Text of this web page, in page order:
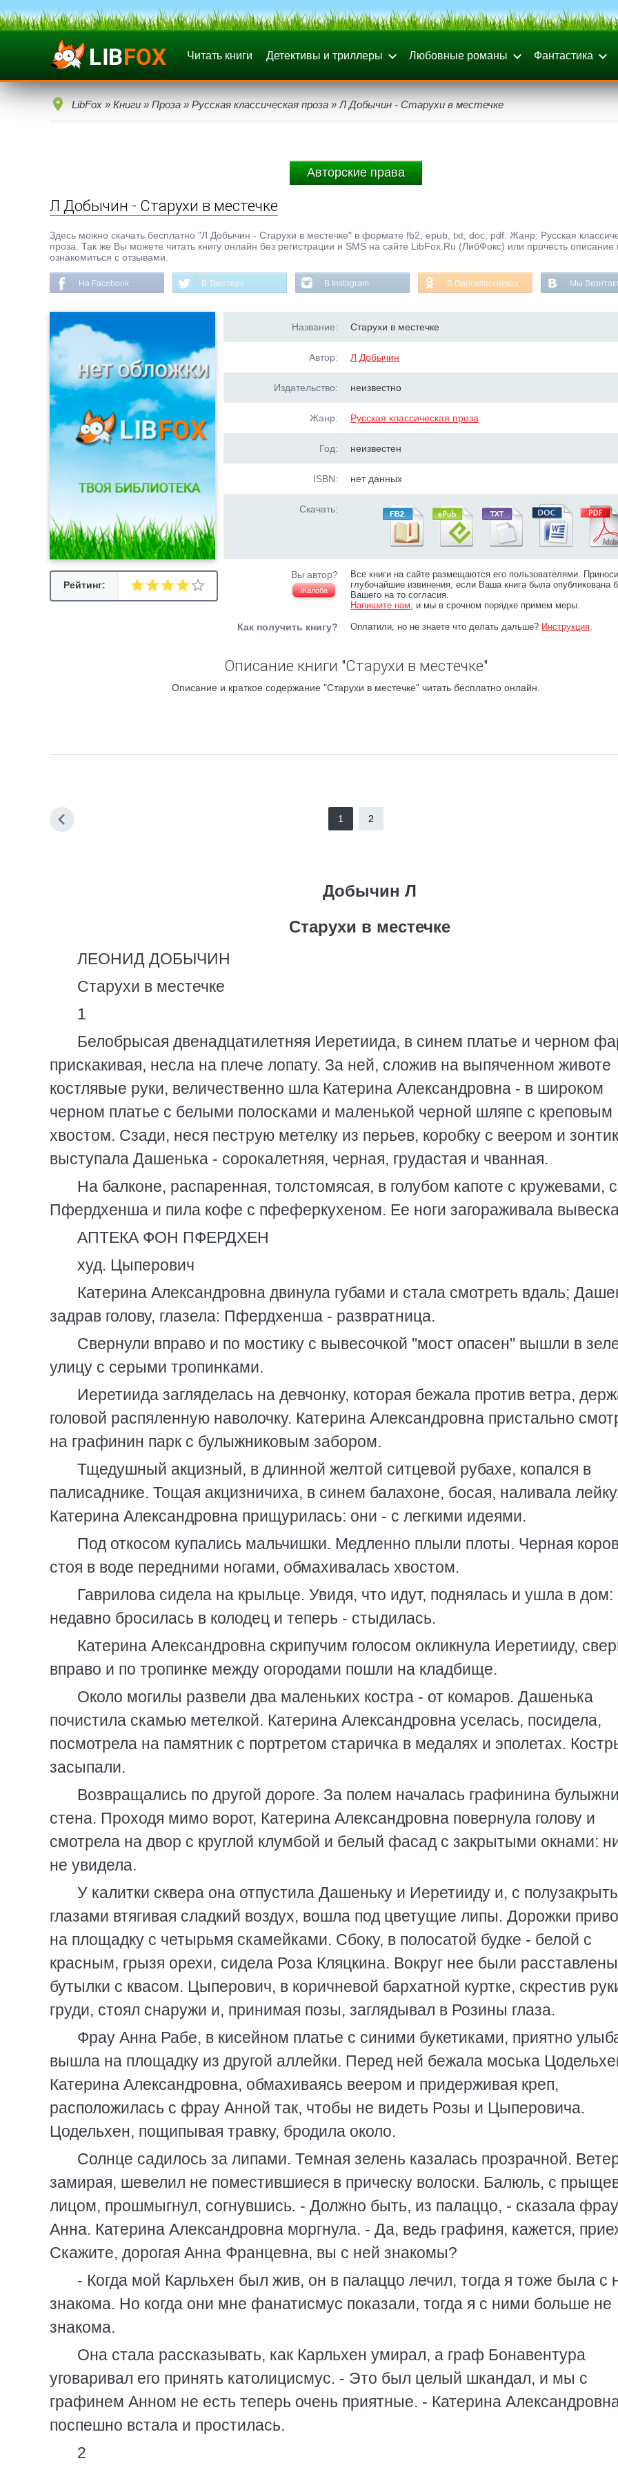
Читать книги Детективы и триллеры Любовные романы Фантастика
LibFox » Книги » Проза » Русская классическая проза » Л Добычин - Старухи в местечке
Авторские права
Л Добычин - Старухи в местечке
Здесь можно скачать бесплатно "Л Добычин - Старухи в местечке" в формате fb2, epub, txt, doc, pdf. Жанр: Русская
проза. Так же Вы можете читать книгу онлайн без регистрации и SMS на сайте LibFox.Ru (ЛибФокс) или прочесть описание
ознакомиться с отзывами.
На Facebook В Твиттере В Instagram В Одноклассниках Мы
Рейтинг:
Название: Старухи в местечке
Автор: Л Добычин
Издательство: неизвестно
Жанр: Русская классическая проза
Год: неизвестен
ISBN: нет данных
Скачать:
Вы автор?
Жалоба
Все книги на сайте размещаются его пользователями.
глубочайшие извинения, если Ваша книга была опубликована
Вашего на то согласия.
Напишите нам, и мы в срочном порядке примем меры.
Как получить книгу? Оплатили, но не знаете что делать дальше? Инструкция.
Описание книги "Старухи в местечке"
Описание и краткое содержание "Старухи в местечке" читать бесплатно онлайн.
1 2
Добычин Л
Старухи в местечке
ЛЕОНИД ДОБЫЧИН
Старухи в местечке
1
Белобрысая двенадцатилетняя Иеретиида, в синем платье и черном
прискакивая, несла на плече лопату. За ней, сложив на выпяченном животе
костлявые руки, величественно шла Катерина Александровна - в широком
черном платье с белыми полосками и маленькой черной шляпе с креповым
хвостом. Сзади, неся пеструю метелку из перьев, коробку с веером и
выступала Дашенька - сорокалетняя, черная, грудастая и чванная.
На балконе, распаренная, толстомясая, в голубом капоте с кружевами,
Пфердхенша и пила кофе с пфеферкухеном. Ее ноги загораживала
АПТЕКА ФОН ПФЕРДХЕН
худ. Цыперович
Катерина Александровна двинула губами и стала смотреть вдаль;
задрав голову, глазела: Пфердхенша - развратница.
Свернули вправо и по мостику с вывесочкой "мост опасен" вышли в
улицу с серыми тропинками.
Иеретиида загляделась на девчонку, которая бежала против ветра,
головой распяленную наволочку. Катерина Александровна пристально
на графинин парк с булыжниковым забором.
Тщедушный акцизный, в длинной желтой ситцевой рубахе, копался в
палисаднике. Тощая акцизничиха, в синем балахоне, босая, наливала
Катерина Александровна прищурилась: они - с легкими идеями.
Под откосом купались мальчишки. Медленно плыли плоты. Черная
стоя в воде передними ногами, обмахивалась хвостом.
Гаврилова сидела на крыльце. Увидя, что идут, поднялась и ушла в дом:
недавно бросилась в колодец и теперь - стыдилась.
Катерина Александровна скрипучим голосом окликнула Иеретииду,
вправо и по тропинке между огородами пошли на кладбище.
Около могилы развели два маленьких костра - от комаров. Дашенька
почистила скамью метелкой. Катерина Александровна уселась, посидела,
посмотрела на памятник с портретом старичка в медалях и эполетах.
засыпали.
Возвращались по другой дороге. За полем началась графинина
стена. Проходя мимо ворот, Катерина Александровна повернула голову и
смотрела на двор с круглой клумбой и белый фасад с закрытыми окнами:
не увидела.
У калитки сквера она отпустила Дашеньку и Иеретииду и, с
глазами втягивая сладкий воздух, вошла под цветущие липы. Дорожки
на площадку с четырьмя скамейками. Сбоку, в полосатой будке - белой с
красным, грызя орехи, сидела Роза Кляцкина. Вокруг нее были расставлены
бутылки с квасом. Цыперович, в коричневой бархатной куртке, скрестив
груди, стоял снаружи и, принимая позы, заглядывал в Розины глаза.
Фрау Анна Рабе, в кисейном платье с синими букетиками, приятно
вышла на площадку из другой аллейки. Перед ней бежала моська
Катерина Александровна, обмахиваясь веером и придерживая креп,
расположилась с фрау Анной так, чтобы не видеть Розы и Цыперовича.
Цодельхен, пощипывая травку, бродила около.
Солнце садилось за липами. Темная зелень казалась прозрачной.
замирая, шевелил не поместившиеся в прическу волоски. Балюль, с
лицом, прошмыгнул, согнувшись. - Должно быть, из палаццо, - сказала фрау
Анна. Катерина Александровна моргнула. - Да, ведь графиня, кажется,
Скажите, дорогая Анна Францевна, вы с ней знакомы?
- Когда мой Карльхен был жив, он в палаццо лечил, тогда я тоже была с
знакома. Но когда они мне фанатисмус показали, тогда я с ними больше не
знакома.
Она стала рассказывать, как Карльхен умирал, а граф Бонавентура
уговаривал его принять католицисмус. - Это был целый шкандал, и мы с
графинем Анном не есть теперь очень приятные. - Катерина
поспешно встала и простилась.
2